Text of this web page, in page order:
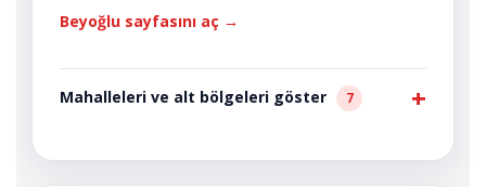
Beyoğlu sayfasını aç →
Mahalleleri ve alt bölgeleri göster 7